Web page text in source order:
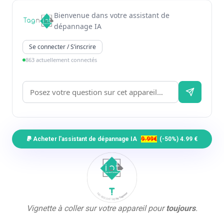
Bienvenue dans votre assistant de
dépannage IA
Se connecter / S’inscrire
863 actuellement connectés
Acheter l'assistant de dépannage IA 9.99€ (-50%) 4.99 €
Vignette à coller sur votre appareil pourtoujours.